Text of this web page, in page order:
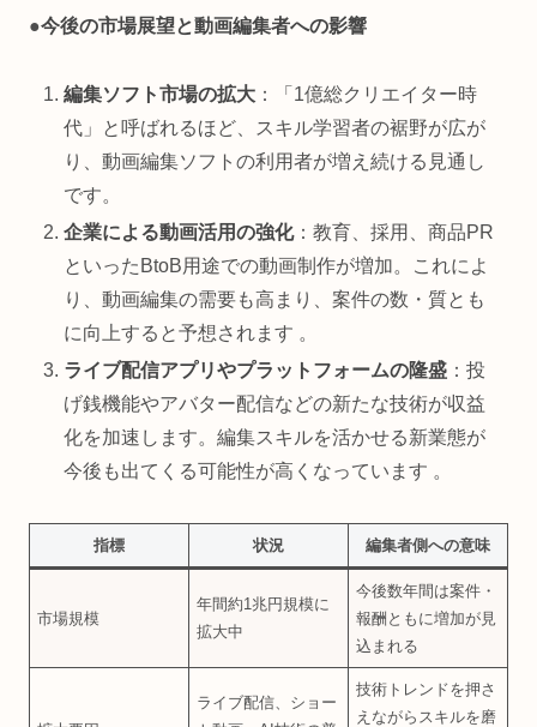
●今後の市場展望と動画編集者への影響
編集ソフト市場の拡大 ：「1億総クリエイター時
代」と呼ばれるほど、スキル学習者の裾野が広が
り、動画編集ソフトの利用者が増え続ける見通し
です。
企業による動画活用の強化：教育、採用、商品PR
といったBtoB用途での動画制作が増加。これによ
り、動画編集の需要も高まり、案件の数・質とも
に向上すると予想されます 。
ライブ配信アプリやプラットフォームの隆盛 ：投
げ銭機能やアバター配信などの新たな技術が収益
化を加速します。編集スキルを活かせる新業態が
今後も出てくる可能性が高くなっています 。
指標 状況 編集者側への意味
市場規模
年間約1兆円規模に
拡大中
今後数年間は案件・
報酬ともに増加が見
込まれる
ライブ配信、ショー
技術トレンドを押さ
えながらスキルを磨